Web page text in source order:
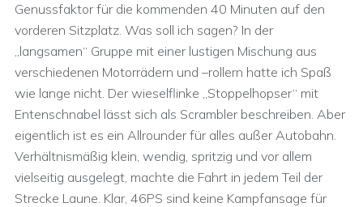
Genussfaktor für die kommenden 40 Minuten auf den
vorderen Sitzplatz. Was soll ich sagen? In der
„langsamen“ Gruppe mit einer lustigen Mischung aus
verschiedenen Motorrädern und –rollern hatte ich Spaß
wie lange nicht. Der wieselflinke „Stoppelhopser“ mit
Entenschnabel lässt sich als Scrambler beschreiben. Aber
eigentlich ist es ein Allrounder für alles außer Autobahn.
Verhältnismäßig klein, wendig, spritzig und vor allem
vielseitig ausgelegt, machte die Fahrt in jedem Teil der
Strecke Laune. Klar, 46PS sind keine Kampfansage für